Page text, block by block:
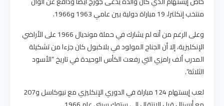
منتخب إنكلترا، 19 مباراة دولية بين عامي 1963 و1966.
وعلى الرغم من أنه لم يشارك في حملة مونديال 1966 على الأراضي
الإنكليزية، إلا أن الجناح المولود في بلاكبول كان جزءا من تشكيلة
المدرب ألف رامزي التي رفعت الكأس الوحيدة في تاريخ “الأسود
الثلاثة”.
لعب إيستهام 124 مباراة في الدوري الإنكليزي مع نيوكاسل و207